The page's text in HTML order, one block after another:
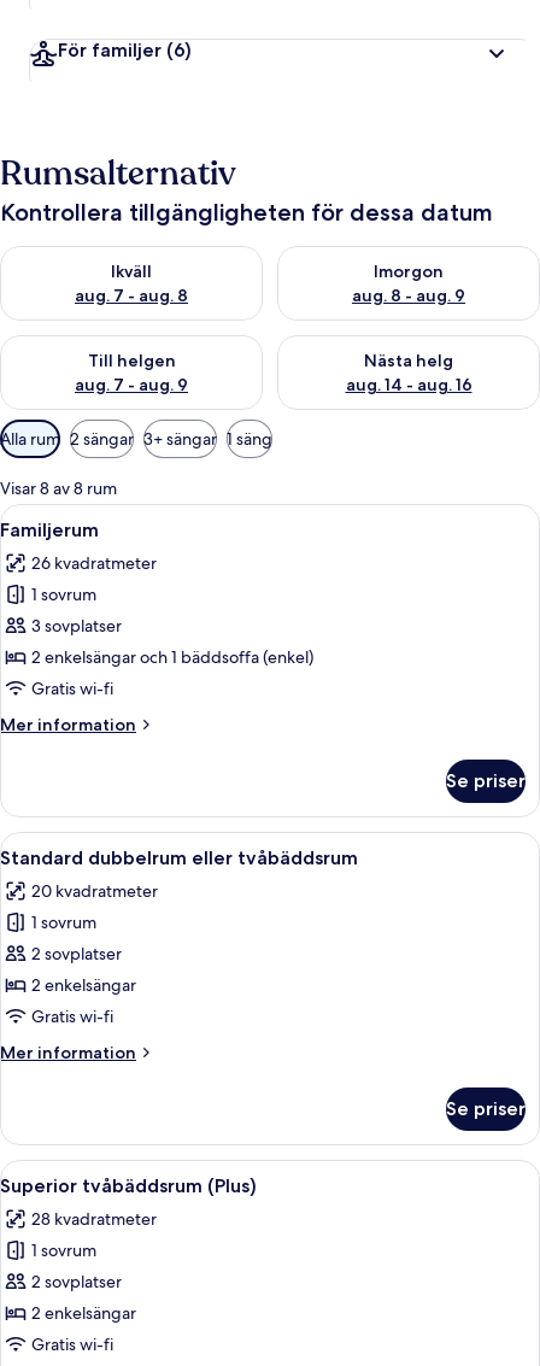
För familjer (6)
Rumsalternativ
Kontrollera tillgängligheten för dessa datum
Ikväll
aug. 7 - aug. 8
Kontrollera tillgängligheten för ikväll aug. 7 - aug. 8
Imorgon
aug. 8 - aug. 9
Kontrollera tillgängligheten
Till helgen
aug. 7 - aug. 9
Kontrollera tillgängligheten för den här helgen aug. 7 - aug. 9
Nästa helg
aug. 14 - aug. 16
Kontrollera tillgängligheten
Tillgängliga
filter
för
rum
Alla rum 2 sängar 3+ sängar 1 säng
Visar 8 av 8 rum
Öppna
alla
foton
för
Familjerum
Ett hotellrum med två sängar, ett
6
Familjerum
26 kvadratmeter
1 sovrum
3 sovplatser
2 enkelsängar och 1 bäddsoffa (enkel)
Gratis wi-fi
Mer information
Mer
Se priser
Öppna
alla
foton
för
Standard
dubbelrum
eller
Ett hotellrum med en säng, ett
8
Standard dubbelrum eller tvåbäddsrum
20 kvadratmeter
1 sovrum
2 sovplatser
2 enkelsängar
Gratis wi-fi
Mer information
Mer
dubbelrum
eller
tvåbäddsrum
Se priser
Öppna
alla
foton
för
Superior
tvåbäddsrum
(Plus)
Ett hotellrum med två sängar, ett
9
Superior tvåbäddsrum (Plus)
28 kvadratmeter
1 sovrum
2 sovplatser
2 enkelsängar
Gratis wi-fi